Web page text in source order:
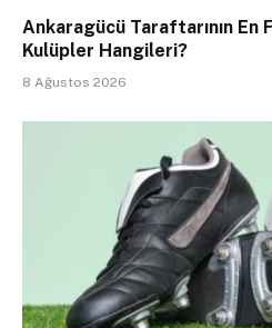
Ankaragücü Taraftarının En
Kulüpler Hangileri?
8 Ağustos 2026